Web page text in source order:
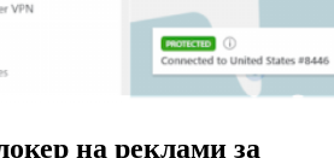
на реклами за